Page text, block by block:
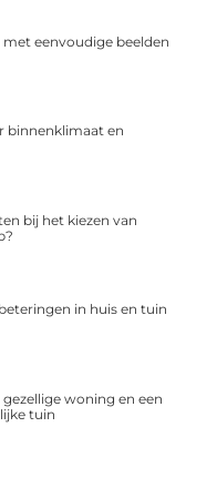
eenvoudige beelden
binnenklimaat en
bij het kiezen van
in huis en tuin
woning en een
tuin